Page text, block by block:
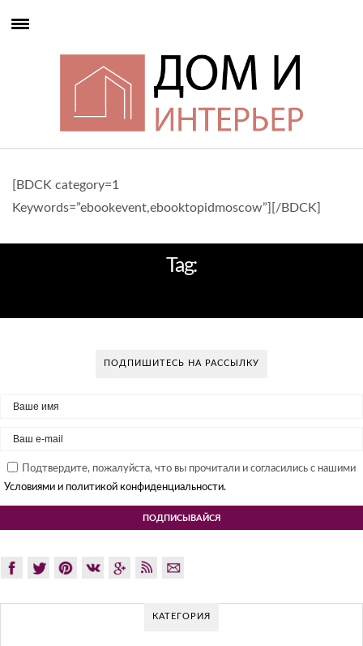
[BDCK category=1
Keywords=”ebookevent,ebooktopidmoscow”][/BDCK]
Tag:
ПОДПИШИТЕСЬ НА РАССЫЛКУ
Подтвердите, пожалуйста, что вы прочитали и согласились с нашими
Условиями и политикой конфиденциальности.
КАТЕГОРИЯ